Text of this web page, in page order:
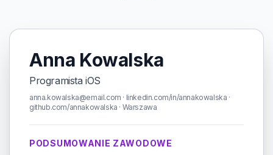
Anna Kowalska
Programista iOS
anna.kowalska@email.com · linkedin.com/in/annakowalska ·
github.com/annakowalska · Warszawa
PODSUMOWANIE ZAWODOWE